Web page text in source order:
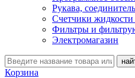
Рукава,
Счетчики жидкости
Фильтры и
Электромагазин
Корзина